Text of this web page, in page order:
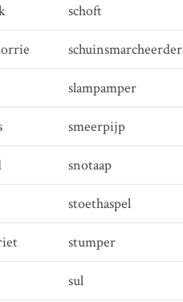
schoft
schuinsmarcheerder
slampamper
smeerpijp
snotaap
stoethaspel
stumper
sul